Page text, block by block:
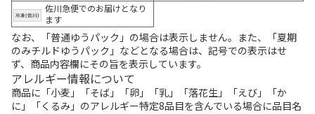
佐川急便でのお届けとなり
ます
なお、「普通ゆうパック」の場合は表示しません。また、「夏期
のみチルドゆうパック」などとなる場合は、記号での表示はせ
ず、商品内容欄にその旨を表示しています。
アレルギー情報について
商品に「小麦」「そば」「卵」「乳」「落花生」「えび」「か
に」「くるみ」のアレルギー特定8品目を含んでいる場合に品目名